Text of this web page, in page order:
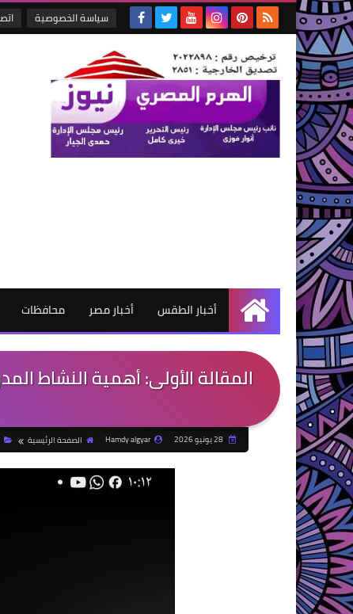
سياسة الخصوصية
الرئيسية
أخبار الطقس أخبار مصر محافظات
المقالة الأولى: أهمية النشاط
28 يونيو 2026 Hamdy algyar الصفحة الرئيسية